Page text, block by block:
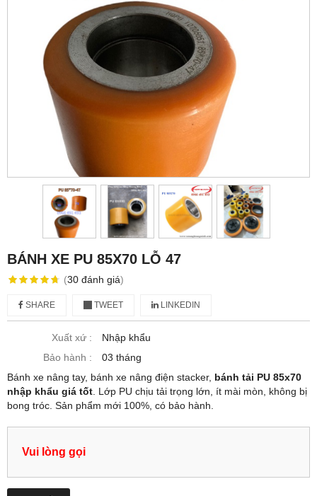
BÁNH XE PU 85X70 LỖ 47
(30 đánh giá)
SHARE TWEET LINKEDIN
Xuất xứ :
Nhập khẩu
Bảo hành :
03 tháng
Bánh xe nâng tay, bánh xe nâng điện stacker, bánh tải PU 85x70
nhập khẩu giá tốt. Lớp PU chịu tải trọng lớn, ít mài mòn, không bị
bong tróc. Sản phẩm mới 100%, có bảo hành.
Vui lòng gọi